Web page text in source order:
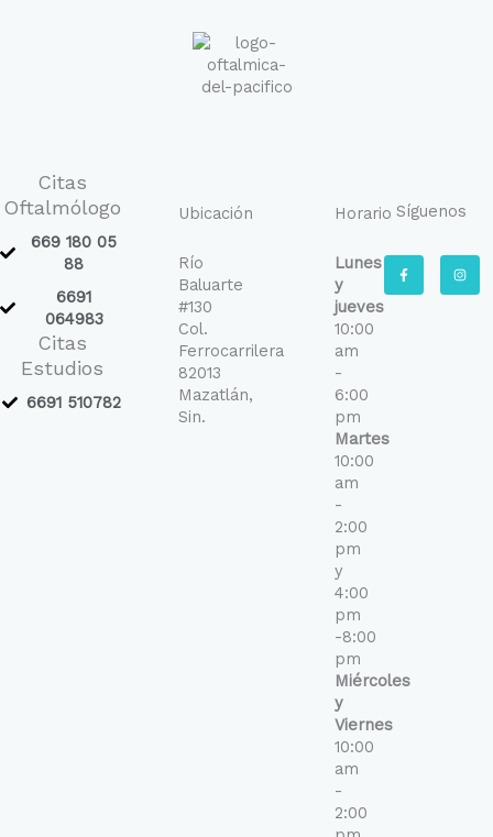
Citas
Oftalmólogo
669 180 05
88
6691
064983
Citas
Estudios
6691 510782
Ubicación
Río
Baluarte
#130
Col.
Ferrocarrilera
82013
Mazatlán,
Sin.
Horario
Lunes
y
jueves
10:00
am
-
6:00
pm
Martes
10:00
am
-
2:00
pm
y
4:00
pm
-8:00
pm
Miércoles
y
Viernes
10:00
am
-
2:00
Síguenos
a
n